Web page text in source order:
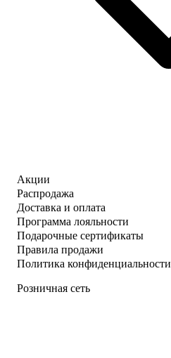
Акции
Распродажа
Доставка и оплата
Программа лояльности
Подарочные сертификаты
Правила продажи
Политика конфиденциальности
Розничная сеть